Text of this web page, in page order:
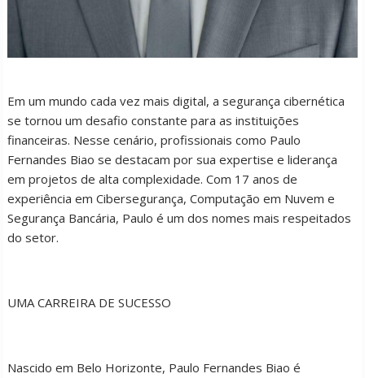
Em um mundo cada vez mais digital, a segurança cibernética
se tornou um desafio constante para as instituições
financeiras. Nesse cenário, profissionais como Paulo
Fernandes Biao se destacam por sua expertise e liderança
em projetos de alta complexidade. Com 17 anos de
experiência em Cibersegurança, Computação em Nuvem e
Segurança Bancária, Paulo é um dos nomes mais respeitados
do setor.
UMA CARREIRA DE SUCESSO
Nascido em Belo Horizonte, Paulo Fernandes Biao é